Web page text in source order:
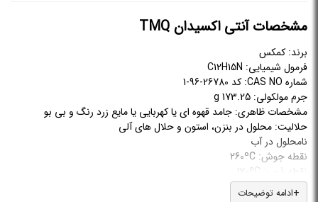
مشخصات آنتی اکسیدان TMQ
برند: کمکس
فرمول شیمیایی: C12H15N
شماره CAS NO: کد 26780-96-1
جرم مولکولی: 173.25 g
مشخصات ظاهری: جامد قهوه ای یا کهربایی یا مایع زرد رنگ و بی بو
حلالیت: محلول در بنزن، استون و حلال های آلی
نامحلول در آب
نقطه جوش: 260ºC
نقطه ذوب: 120ºC
دانسیته: 1.08 g/cm3 در 25ºC
ادامه توضیحات